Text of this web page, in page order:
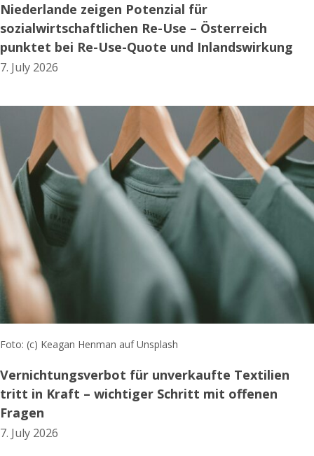
Niederlande zeigen Potenzial für
sozialwirtschaftlichen Re-Use – Österreich
punktet bei Re-Use-Quote und Inlandswirkung
7. July 2026
Foto: (c) Keagan Henman auf Unsplash
Vernichtungsverbot für unverkaufte Textilien
tritt in Kraft – wichtiger Schritt mit offenen
Fragen
7. July 2026